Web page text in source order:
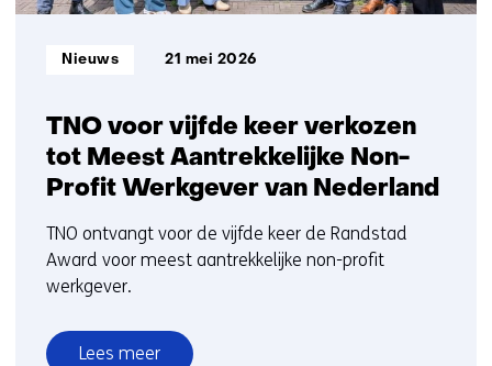
TNO voor vijfde keer verkozen
tot Meest Aantrekkelijke Non-
Profit Werkgever van Nederland
Informatietype:
Nieuws 21 mei 2026
TNO ontvangt voor de vijfde keer de Randstad
Award voor meest aantrekkelijke non-profit
werkgever.
Lees meer